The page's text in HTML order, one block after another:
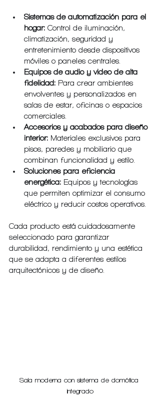
Sistemas de automatización para el
hogar: Control de iluminación,
climatización, seguridad y
entretenimiento desde dispositivos
móviles o paneles centrales.
Equipos de audio y video de alta
fidelidad: Para crear ambientes
envolventes y personalizados en
salas de estar, oficinas o espacios
comerciales.
Accesorios y acabados para diseño
interior: Materiales exclusivos para
pisos, paredes y mobiliario que
combinan funcionalidad y estilo.
Soluciones para eficiencia
energética: Equipos y tecnologías
que permiten optimizar el consumo
eléctrico y reducir costos operativos.
Cada producto está cuidadosamente
seleccionado para garantizar
durabilidad, rendimiento y una estética
que se adapta a diferentes estilos
arquitectónicos y de diseño.
Sala moderna con sistema de domótica
integrado